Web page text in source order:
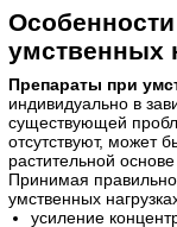
умственных
Препараты при
индивидуально в
существующей
отсутствуют, может
растительной
Принимая
умственных
усиление